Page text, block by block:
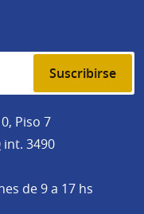
Suscribirse
Piso 7
int. 3490
de 9 a 17 hs